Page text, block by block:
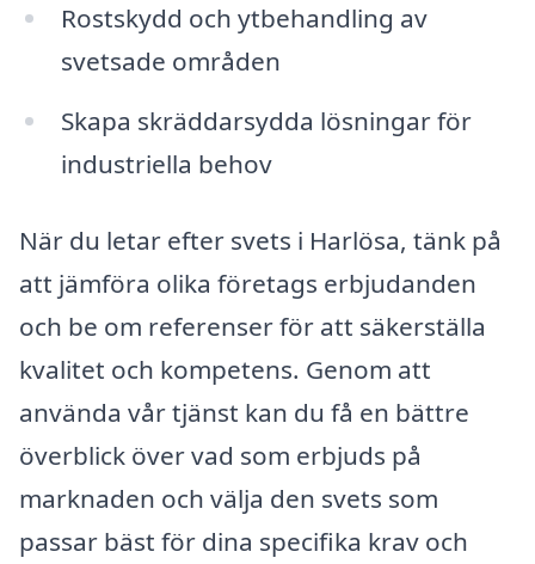
Rostskydd och ytbehandling av
svetsade områden
Skapa skräddarsydda lösningar för
industriella behov
När du letar efter svets i Harlösa, tänk på
att jämföra olika företags erbjudanden
och be om referenser för att säkerställa
kvalitet och kompetens. Genom att
använda vår tjänst kan du få en bättre
överblick över vad som erbjuds på
marknaden och välja den svets som
passar bäst för dina specifika krav och